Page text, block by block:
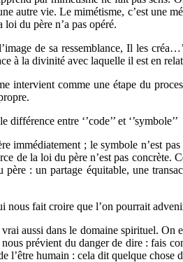
autre vie. Le mimétisme, c’est une
loi du père n’a pas opéré.
de sa ressemblance, Il les
à la divinité avec laquelle il est en
intervient comme une étape du
entre ‘’code’’ et ‘’symbole’’
immédiatement ; le symbole n’est
de la loi du père n’est pas concrète.
père : un partage équitable, une
nous fait croire que l’on pourrait
vrai aussi dans le domaine spirituel. On
prévient du danger de dire : fais
l’être humain : cela dit quelque chose